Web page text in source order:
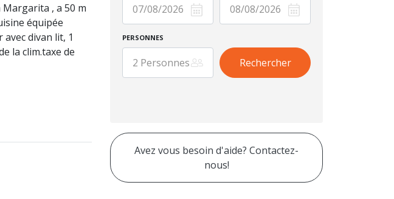
PERSONNES
Avez vous besoin d'aide? Contactez-
nous!
, a 50 m
équipée
divan lit, 1
la clim.taxe de